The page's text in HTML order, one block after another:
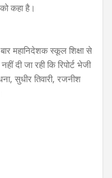
कहा है।
महानिदेशक स्कूल शिक्षा से
दी जा रही कि रिपोर्ट भेजी
सुधीर तिवारी, रजनीश